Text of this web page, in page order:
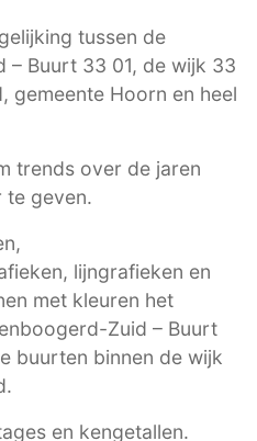
tussen de
– Buurt 33 01, de wijk 33
gemeente Hoorn en heel
trends over de jaren
te geven.
lijngrafieken en
met kleuren het
Zuid – Buurt
buurten binnen de wijk
en kengetallen.